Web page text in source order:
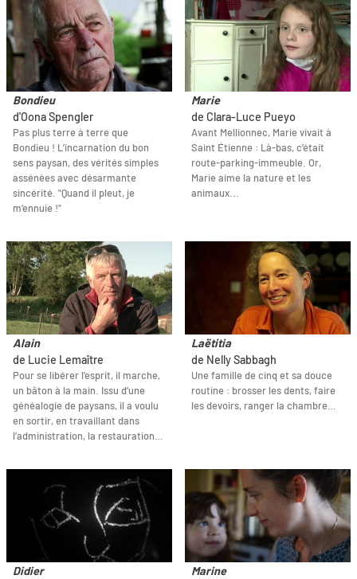
Bondieu
d'Oona Spengler
Pas plus terre à terre que
Bondieu ! L’incarnation du bon
sens paysan, des vérités simples
assénées avec désarmante
sincérité. "Quand il pleut, je
m’ennuie !"
Marie
de Clara-Luce Pueyo
Avant Mellionnec, Marie vivait à
Saint Étienne : Là-bas, c’était
route-parking-immeuble. Or,
Marie aime la nature et les
animaux...
Alain
de Lucie Lemaître
Pour se libérer l’esprit, il marche,
un bâton à la main. Issu d’une
généalogie de paysans, il a voulu
en sortir, en travaillant dans
l’administration, la restauration…
Laëtitia
de Nelly Sabbagh
Une famille de cinq et sa douce
routine : brosser les dents, faire
les devoirs, ranger la chambre…
Didier
Marine